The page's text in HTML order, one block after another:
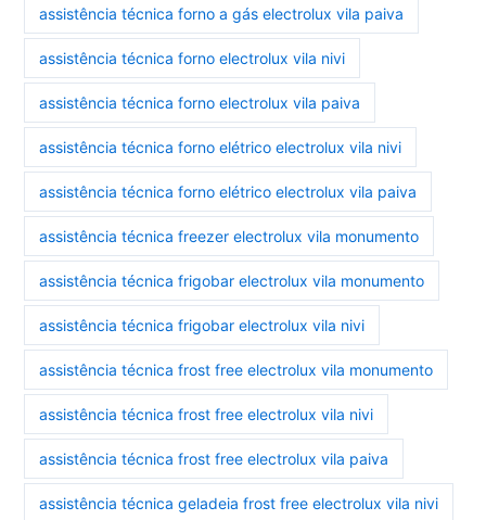
assistência técnica forno a gás electrolux vila paiva
assistência técnica forno electrolux vila nivi
assistência técnica forno electrolux vila paiva
assistência técnica forno elétrico electrolux vila nivi
assistência técnica forno elétrico electrolux vila paiva
assistência técnica freezer electrolux vila monumento
assistência técnica frigobar electrolux vila monumento
assistência técnica frigobar electrolux vila nivi
assistência técnica frost free electrolux vila monumento
assistência técnica frost free electrolux vila nivi
assistência técnica frost free electrolux vila paiva
assistência técnica geladeia frost free electrolux vila nivi